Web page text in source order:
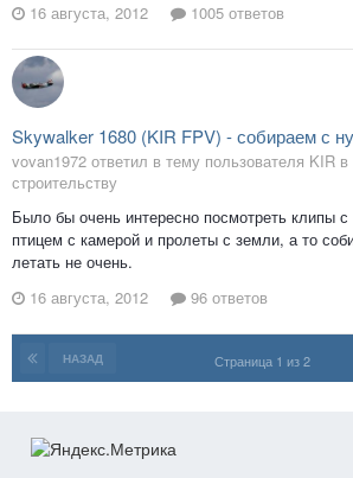
16 августа, 2012
1005 ответов
Skywalker 1680 (KIR FPV) - собираем с
vovan1972 ответил в тему пользователя KIR в
строительству
Было бы очень интересно посмотреть клипы
птицем с камерой и пролеты с земли, а то
летать не очень.
16 августа, 2012
96 ответов
НАЗАД Страница 1 из 2